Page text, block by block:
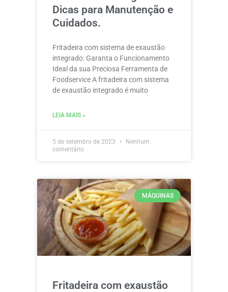
Dicas para Manutenção e
Cuidados.
Fritadeira com sistema de exaustão
integrado: Garanta o Funcionamento
Ideal da sua Preciosa Ferramenta de
Foodservice A fritadeira com sistema
de exaustão integrado é muito
LEIA MAIS »
5 de setembro de 2023
Nenhum
comentário
MÁQUINAS
Fritadeira com exaustão